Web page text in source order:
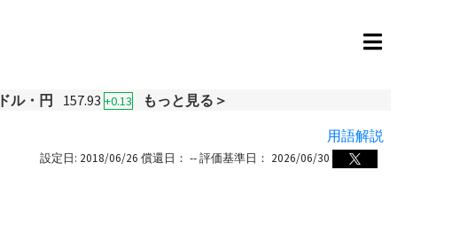
ドル・円 157.93 +0.13
もっと見る＞
用語解説
設定日: 2018/06/26 償還日： -- 評価基準日： 2026/06/30